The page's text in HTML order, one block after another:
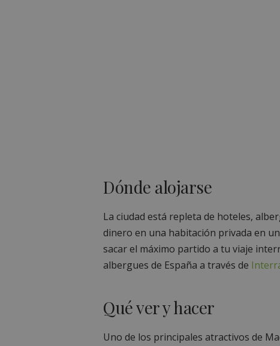
Dónde alojarse
La ciudad está repleta de hoteles,
dinero en una habitación privada en
sacar el máximo partido a tu viaje
albergues de España a través de
Qué ver y hacer
Uno de los principales atractivos de